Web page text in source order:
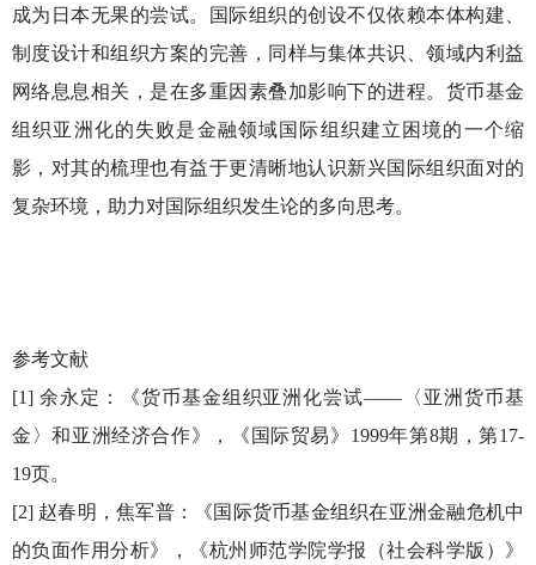
成为日本无果的尝试。国际组织的创设不仅依赖本体构建、
制度设计和组织方案的完善，同样与集体共识、领域内利益
网络息息相关，是在多重因素叠加影响下的进程。货币基金
组织亚洲化的失败是金融领域国际组织建立困境的一个缩
影，对其的梳理也有益于更清晰地认识新兴国际组织面对的
复杂环境，助力对国际组织发生论的多向思考。
参考文献
[1] 余永定：《货币基金组织亚洲化尝试——〈亚洲货币基
金〉和亚洲经济合作》，《国际贸易》1999年第8期，第17-
19页。
[2] 赵春明，焦军普：《国际货币基金组织在亚洲金融危机中
的负面作用分析》，《杭州师范学院学报（社会科学版）》